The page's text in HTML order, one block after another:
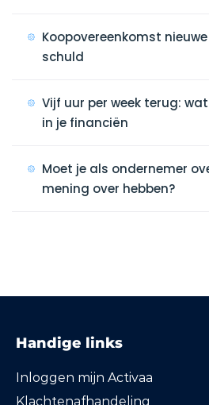
Koopovereenkomst
schuld
Vijf uur per week terug:
in je financiën
Moet je als ondernemer
mening over hebben?
Handige links
Inloggen mijn Activaa
Klachtenafhandeling